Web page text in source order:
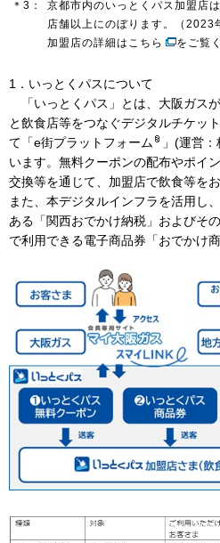
＊3：
京都市内のいっとくパス加盟店
店舗以上にのぼります。（2023
加盟店の詳細は こちら をご覧
1．いっとくパスについて
「いっとくパス」とは、大阪ガス
と飲食店等をつなぐデジタルチケッ
て「e街プラットフォーム
」(運営
います。無料クーポンの配布やポイ
交換等を通じて、加盟店で飲食等を
また、本デジタルインフラを活用し
ある「関西おでかけ納税」およびそ
で利用できる電子商品券「おでかけ